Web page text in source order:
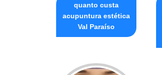
quanto custa
acupuntura estética
Val Paraíso